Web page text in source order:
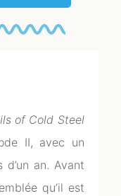
of Cold Steel
II, avec un
an. Avant
qu’il est